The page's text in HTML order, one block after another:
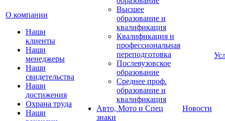
О компании
Наши
клиенты
Наши
менеджеры
Наши
свидетельства
Наши
достижения
Охрана труда
Наши
Высшее
образование и
квалификация
Квалификация и
профессиональная
переподготовка
Послевузовское
образование
Среднее проф.
образование и
квалификация
Авто, Мото и Спец
знаки
Новости